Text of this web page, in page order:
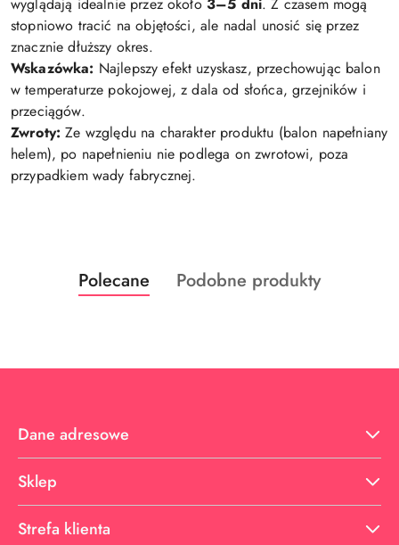
stopniowo tracić na objętości, ale nadal unosić się przez
znacznie dłuższy okres.
Wskazówka: Najlepszy efekt uzyskasz, przechowując balon
w temperaturze pokojowej, z dala od słońca, grzejników i
przeciągów.
Zwroty: Ze względu na charakter produktu (balon napełniany
helem), po napełnieniu nie podlega on zwrotowi, poza
przypadkiem wady fabrycznej.
Pomiń karuzelę produktów
Produkty
o
Polecane
Produkty
Podobne produkty
Dane adresowe
Sklep
Strefa klienta